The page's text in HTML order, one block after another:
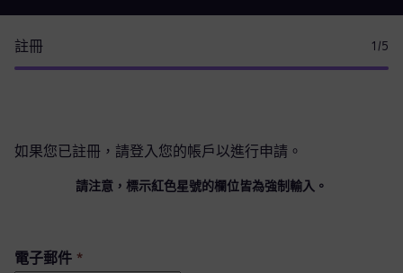
註冊 1 /5
如果您已註冊，請登入您的帳戶以進行申請。
請注意，標示紅色星號的欄位皆為強制輸入。
電子郵件 *